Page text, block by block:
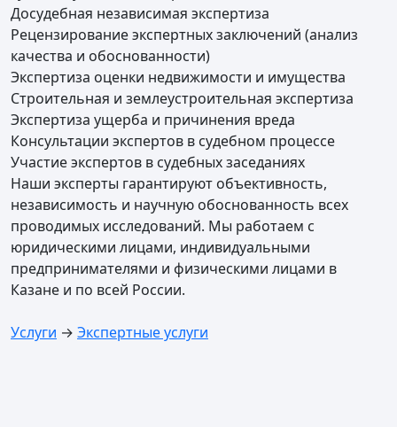
Досудебная независимая экспертиза
Рецензирование экспертных заключений (анализ
качества и обоснованности)
Экспертиза оценки недвижимости и имущества
Строительная и землеустроительная экспертиза
Экспертиза ущерба и причинения вреда
Консультации экспертов в судебном процессе
Участие экспертов в судебных заседаниях
Наши эксперты гарантируют объективность,
независимость и научную обоснованность всех
проводимых исследований. Мы работаем с
юридическими лицами, индивидуальными
предпринимателями и физическими лицами в
Казане и по всей России.
Услуги → Экспертные услуги